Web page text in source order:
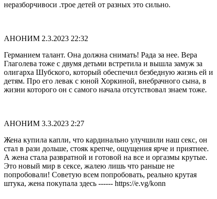
неразборчивоси .трое детей от разных это сильно.
АНОНИМ 2.3.2023 22:32
Германием талант. Она должна снимать! Рада за нее. Вера
Глаголева тоже с двумя детьми встретила и вышла замуж за
олигарха Шубского, который обеспечил безбедную жизнь ей и
детям. Про его левак с юной Хоркиной, внебрачного сына, в
жизни которого он с самого начала отсутствовал знаем тоже.
АНОНИМ 3.3.2023 2:27
Жена купила капли, что кардинально улучшили наш сeкc, он
стал в рази дольше, стояк крепче, ощущения ярче и приятнее.
А жена стала развратной и готовой на все и оргазмы крутые.
Это новый мир в сeкce, жалею лишь что раньше не
попробовали! Советую всем попробовать, реально крутая
штука, жена покупала здесь ------ https://e.vg/konn